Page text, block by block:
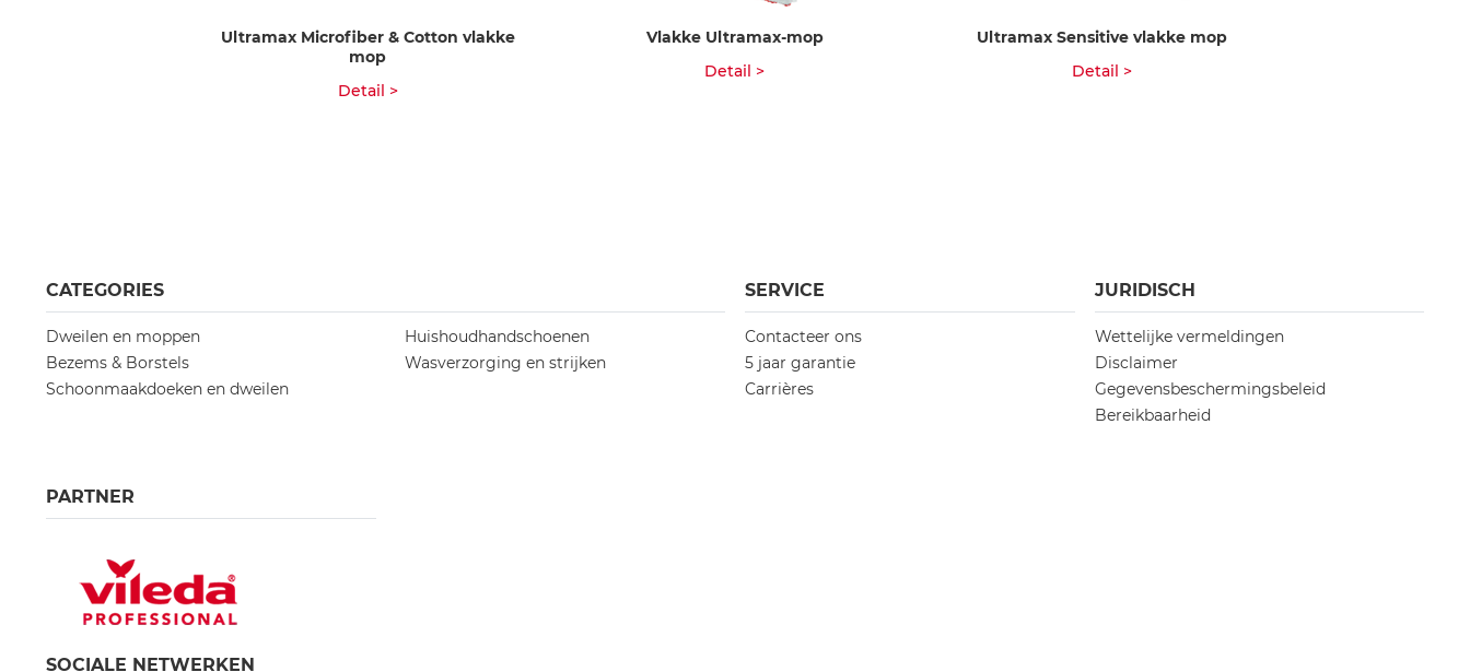
Ultramax Microfiber & Cotton vlakke
mop
Detail >
Vlakke Ultramax-mop
Detail >
Ultramax Sensitive vlakke mop
Detail >
CATEGORIES
Dweilen en moppen
Bezems & Borstels
Schoonmaakdoeken en dweilen
Huishoudhandschoenen
Wasverzorging en strijken
SERVICE
Contacteer ons
5 jaar garantie
Carrières
JURIDISCH
Wettelijke vermeldingen
Disclaimer
Gegevensbeschermingsbeleid
Bereikbaarheid
PARTNER
SOCIALE NETWERKEN